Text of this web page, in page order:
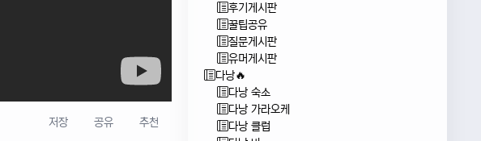
저장 공유 추천
후기게시판
꿀팁공유
질문게시판
유머게시판
다낭🔥
다낭 숙소
다낭 가라오케
다낭 클럽